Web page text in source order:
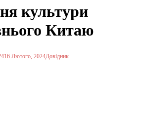
культури
Китаю
16 Лютого, 2024Довідник